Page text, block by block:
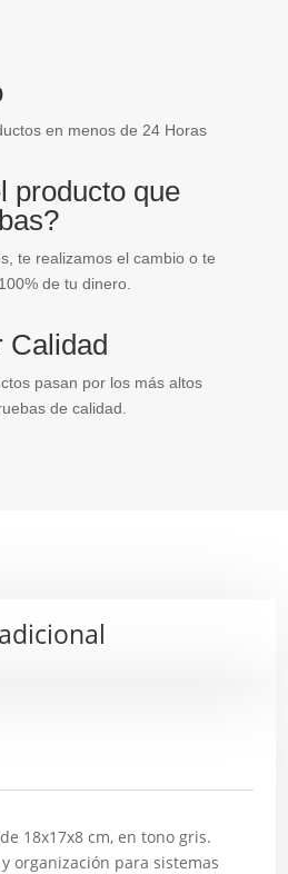
en menos de 24 Horas
producto que
te realizamos el cambio o te
de tu dinero.
Calidad
pasan por los más altos
de calidad.
18x17x8 cm, en tono gris.
organización para sistemas